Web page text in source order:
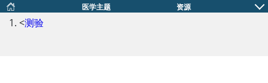
医学主题 资源
<测验